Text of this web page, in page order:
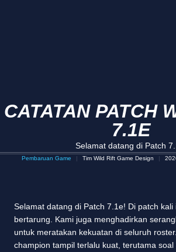
CATATAN PATCH
7.1E
Selamat datang di Patch
Pembaruan Game Tim Wild Rift Game Design
Selamat datang di Patch 7.1e! Di patch kali
bertarung. Kami juga menghadirkan
untuk meratakan kekuatan di seluruh
champion tampil terlalu kuat, terutama soal